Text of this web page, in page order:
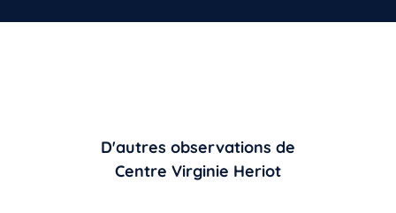
D'autres observations de
Centre Virginie Heriot